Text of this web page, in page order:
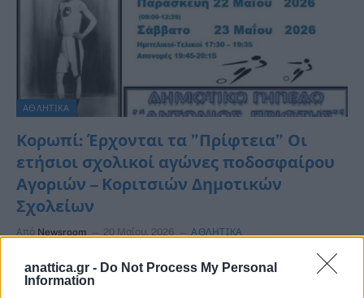
anattica.gr - Do Not Process My Personal
Information
ΑΘΛΗΤΙΚΑ
Κορωπί: Έρχονται τα ”Πρίφτεια” Οι
ετήσιοι σχολικοί αγώνες ποδοσφαίρου
Αγοριών – Κοριτσιών Δημοτικών
Σχολείων
Από Newsroom 20 Μαΐου, 2026 ΑΘΛΗΤΙΚΑ
Οι ετήσιοι σχολικοί αγώνες ποδοσφαίρου Αγοριών –
Κοριτσιών Δημοτικών Σχολείων Κορωπίου, αφιερωμένοι